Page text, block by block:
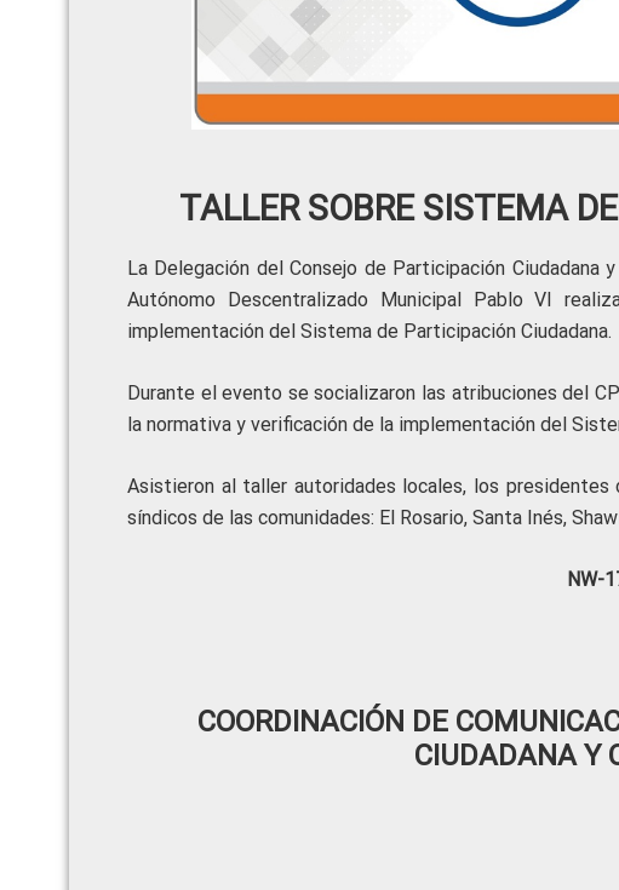
TALLER SOBRE SISTEMA
La Delegación del Consejo de Participación Ciudadana
Autónomo Descentralizado Municipal Pablo VI
implementación del Sistema de Participación Ciudadana.
Durante el evento se socializaron las atribuciones del
la normativa y verificación de la implementación del
Asistieron al taller autoridades locales, los presidentes
síndicos de las comunidades: El Rosario, Santa Inés,
NW-
COORDINACIÓN DE
CIUDADANA Y